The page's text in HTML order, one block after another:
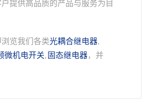
提供高品质的产品与服务为目
览我们各类光耦合继电器,
微机电开关, 固态继电器，并